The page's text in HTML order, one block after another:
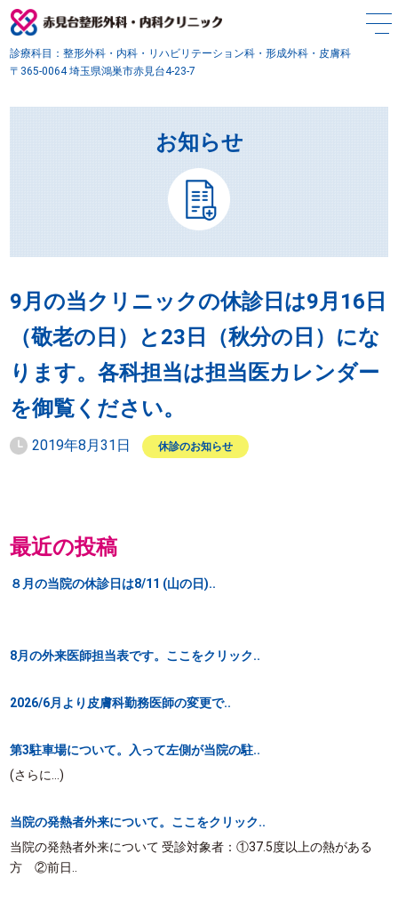
診療科目：整形外科・内科・リハビリテーション科・形成外科・皮膚科
〒365-0064 埼玉県鴻巣市赤見台4-23-7
お知らせ
9月の当クリニックの休診日は9月16日
（敬老の日）と23日（秋分の日）にな
ります。各科担当は担当医カレンダー
を御覧ください。
2019年8月31日 休診のお知らせ
最近の投稿
８月の当院の休診日は8/11 (山の日)..
8月の外来医師担当表です。ここをクリック..
2026/6月より皮膚科勤務医師の変更で..
第3駐車場について。入って左側が当院の駐..
(さらに…)
当院の発熱者外来について。ここをクリック..
当院の発熱者外来について 受診対象者：①37.5度以上の熱がある
方 ②前日..